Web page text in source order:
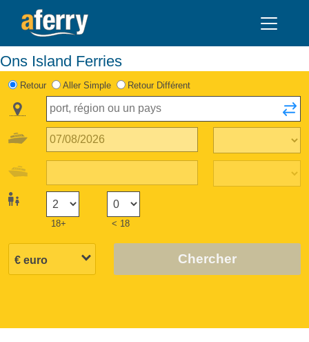
Ons Island Ferries
Retour Aller Simple Retour Différent
18+ < 18
Chercher